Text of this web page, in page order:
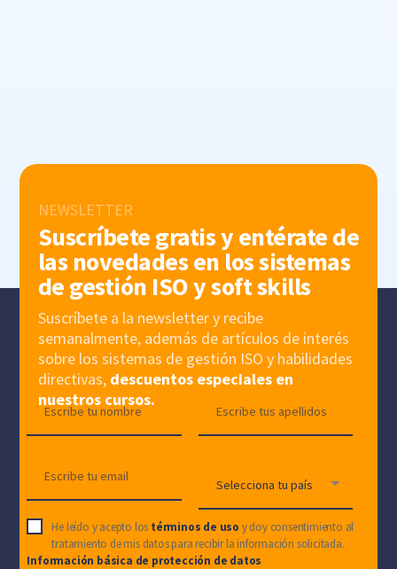
NEWSLETTER
Suscríbete gratis y entérate de
las novedades en los sistemas
de gestión ISO y soft skills
Suscríbete a la newsletter y recibe
semanalmente, además de artículos de interés
sobre los sistemas de gestión ISO y habilidades
directivas, descuentos especiales en
nuestros cursos.
He leído y acepto los términos de uso y doy consentimiento al
tratamiento de mis datos para recibir la información solicitada.
Información básica de protección de datos